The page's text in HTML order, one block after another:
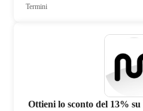
Termini
Ottieni lo sconto del 13%